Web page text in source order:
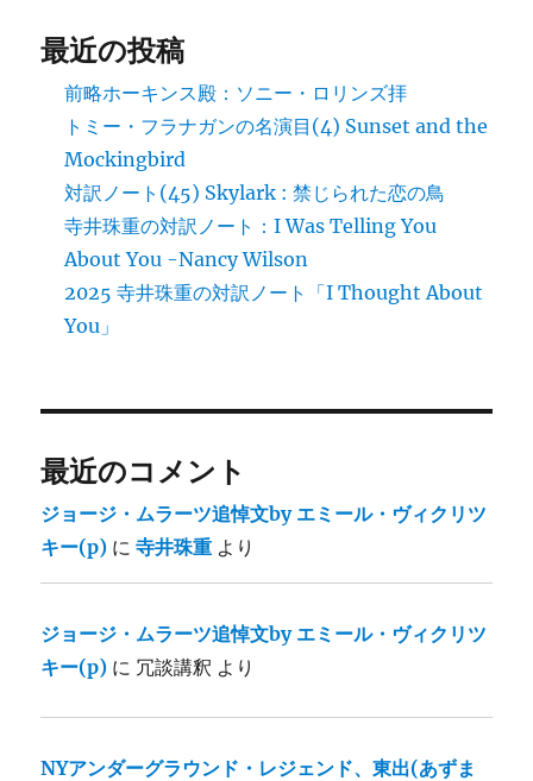
最近の投稿
前略ホーキンス殿：ソニー・ロリンズ拝
トミー・フラナガンの名演目(4) Sunset and the
Mockingbird
対訳ノート(45) Skylark : 禁じられた恋の鳥
寺井珠重の対訳ノート：I Was Telling You
About You -Nancy Wilson
2025 寺井珠重の対訳ノート「I Thought About
You」
最近のコメント
ジョージ・ムラーツ追悼文by エミール・ヴィクリツ
キー(p) に寺井珠重 より
ジョージ・ムラーツ追悼文by エミール・ヴィクリツ
キー(p) に 冗談講釈 より
NYアンダーグラウンド・レジェンド、東出(あずま